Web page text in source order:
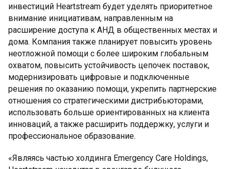
инвестиций Heartstream будет уделять приоритетное
внимание инициативам, направленным на
расширение доступа к АНД в общественных местах и
дома. Компания также планирует повысить уровень
неотложной помощи с более широким глобальным
охватом, повысить устойчивость цепочек поставок,
модернизировать цифровые и подключенные
решения по оказанию помощи, укрепить партнерские
отношения со стратегическими дистрибьюторами,
использовать больше ориентированных на клиента
инноваций, а также расширить поддержку, услуги и
профессиональное образование.
«Являясь частью холдинга Emergency Care Holdings,